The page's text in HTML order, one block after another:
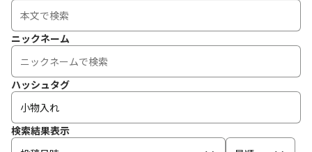
ニックネーム
ハッシュタグ
検索結果表示